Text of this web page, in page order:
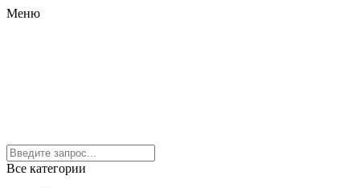
Меню
Все категории